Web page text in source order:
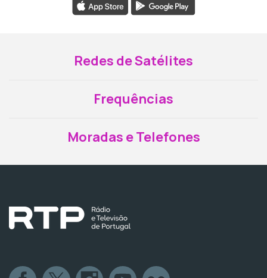
Redes de Satélites
Frequências
Moradas e Telefones